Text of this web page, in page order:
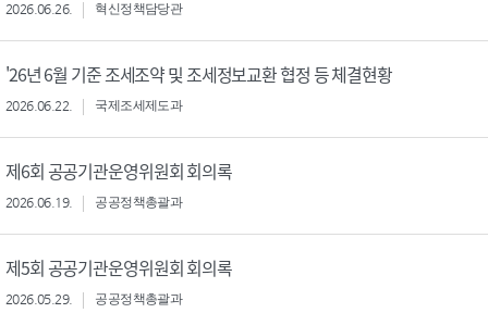
2026.06.26. 혁신정책담당관
'26년 6월 기준 조세조약 및 조세정보교환 협정 등 체결현황
2026.06.22. 국제조세제도과
제6회 공공기관운영위원회 회의록
2026.06.19. 공공정책총괄과
제5회 공공기관운영위원회 회의록
2026.05.29. 공공정책총괄과